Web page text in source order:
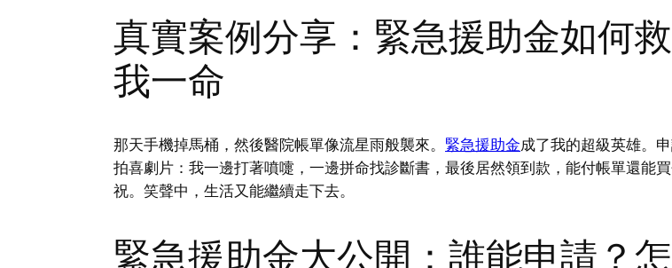
真實案例分享：緊急援助金如何
我一命
那天手機掉馬桶，然後醫院帳單像流星雨般襲來。 緊急援助金成了我的超級英雄。
拍喜劇片：我一邊打著噴嚏，一邊拼命找診斷書，最後居然領到款，能付帳單還能
祝。笑聲中，生活又能繼續走下去。
緊急援助金大公開：誰能申請？